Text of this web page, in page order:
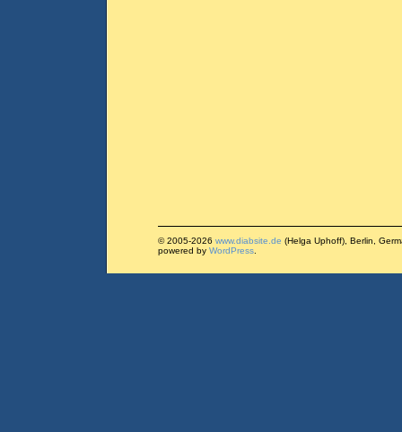
© 2005-2026 www.diabsite.de (Helga Uphoff), Berlin,
powered by WordPress.